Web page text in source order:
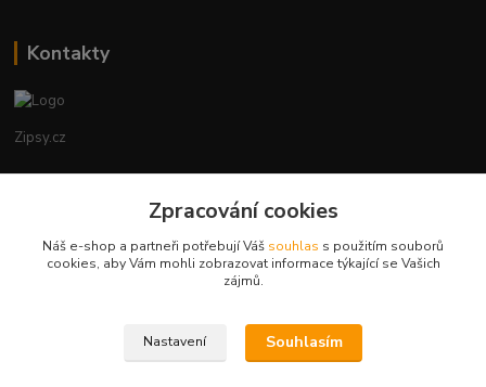
Kontakty
Zipsy.cz
+420774877333
obchod@zipsy.cz
Zpracování cookies
Náš e-shop a partneři potřebují Váš souhlas s použitím souborů
cookies, aby Vám mohli zobrazovat informace týkající se Vašich
zájmů.
Nastavení Souhlasím